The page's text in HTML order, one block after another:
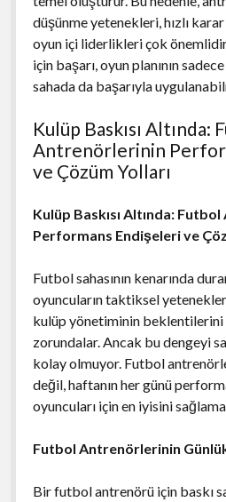
düşünme yetenekleri, hızlı
oyun içi liderlikleri çok
için başarı, oyun planının
sahada da başarıyla
Kulüp Baskısı Altında:
Antrenörlerinin
ve Çözüm Yolları
Kulüp Baskısı Altında:
Performans Endişeleri ve
Futbol sahasının kenarında
oyuncuların taktiksel
kulüp yönetiminin beklentilerini
zorundalar. Ancak bu dengeyi
kolay olmuyor. Futbol
değil, haftanın her günü
oyuncuları için en iyisini
Futbol Antrenörlerinin Günlük
Bir futbol antrenörü için baskı